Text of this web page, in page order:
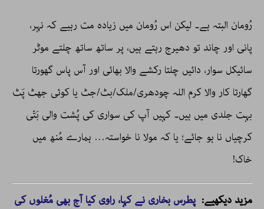
رُومان البتہ ہے۔ لیکن اس رُومان میں زیادہ مت رہیے کہ نہر،
پانی اور چاند تو دھیرج رہتے ہیں، پر ساتھ ساتھ چلتے موٹر
سائیکل سوار، دائیں چلتا رکشے والا بھائی اور آس پاس گھورتا
گھارتا کار والا کرم اللہ چودھری/ملک/بٹ/جٹ یا کوئی جھٹ پَٹ
بہت جلدی میں ہیں۔ کہیں آپ کی سواری کی پُشت والی بَتّی
کرچیاں نا ہو جائے؛ یا کہ مولا نا خواستہ… ہمارے مُنھ میں
خاک!
مزید دیکھیے:پطرس بخاری نے کہا، راوی کیا آج بھی مُغلوں کی